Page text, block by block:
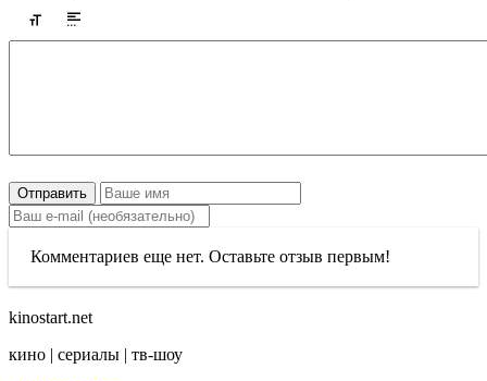
Отправить
Комментариев еще нет. Оставьте отзыв первым!
kinostart.net
кино | сериалы | тв-шоу